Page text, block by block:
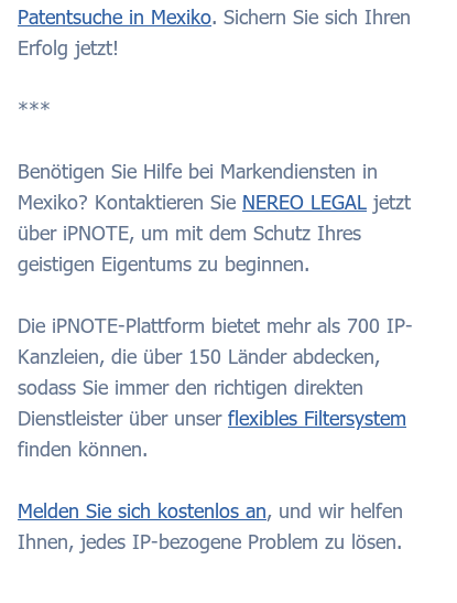
Patentsuche in Mexiko. Sichern Sie sich Ihren
Erfolg jetzt!
***
Benötigen Sie Hilfe bei Markendiensten in
Mexiko? Kontaktieren Sie NEREO LEGAL jetzt
über iPNOTE, um mit dem Schutz Ihres
geistigen Eigentums zu beginnen.
Die iPNOTE-Plattform bietet mehr als 700 IP-
Kanzleien, die über 150 Länder abdecken,
sodass Sie immer den richtigen direkten
Dienstleister über unser flexibles Filtersystem
finden können.
Melden Sie sich kostenlos an, und wir helfen
Ihnen, jedes IP-bezogene Problem zu lösen.